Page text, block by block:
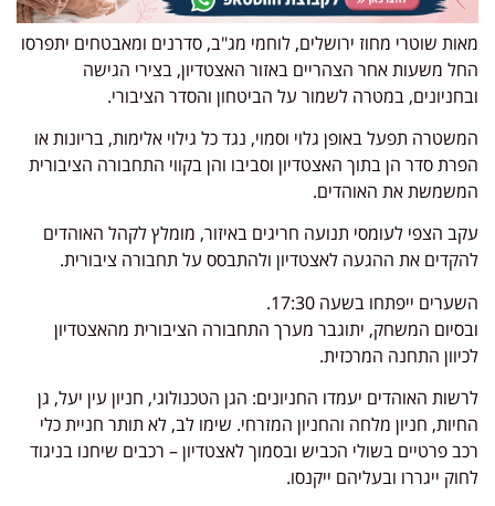
מאות שוטרי מחוז ירושלים, לוחמי מג"ב, סדרנים ומאבטחים יתפרסו
החל משעות אחר הצהריים באזור האצטדיון, בצירי הגישה
ובחניונים, במטרה לשמור על הביטחון והסדר הציבורי.
המשטרה תפעל באופן גלוי וסמוי, נגד כל גילוי אלימות, בריונות או
הפרת סדר הן בתוך האצטדיון וסביבו והן בקווי התחבורה הציבורית
המשמשת את האוהדים.
עקב הצפי לעומסי תנועה חריגים באיזור, מומלץ לקהל האוהדים
להקדים את ההגעה לאצטדיון ולהתבסס על תחבורה ציבורית.
השערים ייפתחו בשעה 17:30.
ובסיום המשחק, יתוגבר מערך התחבורה הציבורית מהאצטדיון
לכיוון התחנה המרכזית.
לרשות האוהדים יעמדו החניונים: הגן הטכנולוגי, חניון עין יעל, גן
החיות, חניון מלחה והחניון המזרחי. שימו לב, לא תותר חניית כלי
רכב פרטיים בשולי הכביש ובסמוך לאצטדיון – רכבים שיחנו בניגוד
לחוק ייגררו ובעליהם ייקנסו.